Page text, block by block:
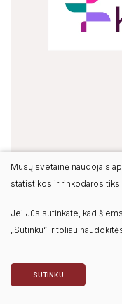
SANDRA ŠILAITĖ
Karoliniškių poliklinika
Mūsų svetainė naudoja
statistikos ir rinkodaros
Jei Jūs sutinkate, kad
„Sutinku“ ir toliau
SUTINKU